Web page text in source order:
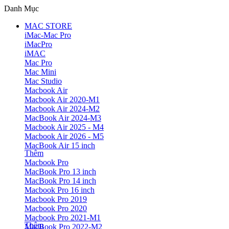
Danh Mục
MAC STORE
iMac-Mac Pro
iMacPro
iMAC
Mac Pro
Mac Mini
Mac Studio
Macbook Air
Macbook Air 2020-M1
Macbook Air 2024-M2
MacBook Air 2024-M3
Macbook Air 2025 - M4
Macbook Air 2026 - M5
MacBook Air 15 inch
Thêm
Macbook Pro
MacBook Pro 13 inch
MacBook Pro 14 inch
Macbook Pro 16 inch
Macbook Pro 2019
Macbook Pro 2020
Macbook Pro 2021-M1
MacBook Pro 2022-M2
Thêm